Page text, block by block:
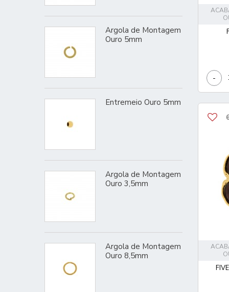
Argola de Montagem
Ouro 5mm
Entremeio Ouro 5mm
Argola de Montagem
Ouro 3,5mm
Argola de Montagem
Ouro 8,5mm
-